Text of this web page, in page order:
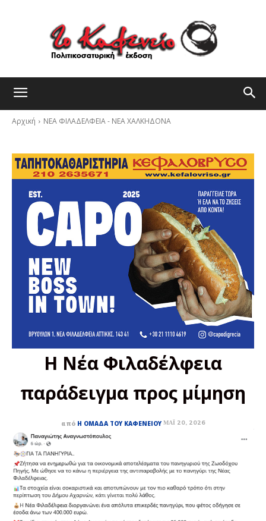
Αρχική ΝΕΑ ΦΙΛΑΔΕΛΦΕΙΑ - ΝΕΑ ΧΑΛΚΗΔΟΝΑ
Η Νέα Φιλαδέλφεια
παράδειγμα προς μίμηση
από Η ΟΜΆΔΑ ΤΟΥ ΚΑΦΕΝΕΊΟΥ ΜΆΙ 20, 2026